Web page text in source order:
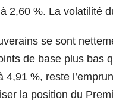
2,60 %. La volatilité
se sont
de base plus bas
4,91 %, reste
la position du